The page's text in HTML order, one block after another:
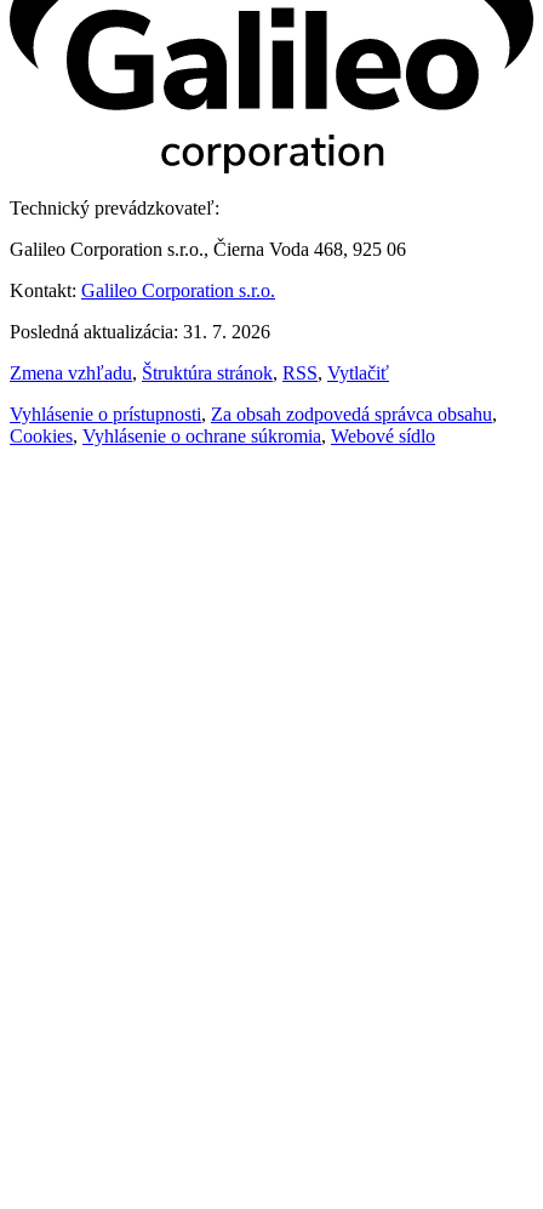
Technický prevádzkovateľ:
Galileo Corporation s.r.o., Čierna Voda 468, 925 06
Kontakt: Galileo Corporation s.r.o.
Posledná aktualizácia: 31. 7. 2026
Zmena vzhľadu, Štruktúra stránok, RSS, Vytlačiť
Vyhlásenie o prístupnosti, Za obsah zodpovedá správca obsahu,
Cookies, Vyhlásenie o ochrane súkromia, Webové sídlo